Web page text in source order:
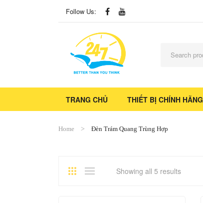
Follow Us:
TRANG CHỦ
THIẾT BỊ CHÍNH HÃNG
Home Đèn Trám Quang Trùng Hợp
Showing all 5 results